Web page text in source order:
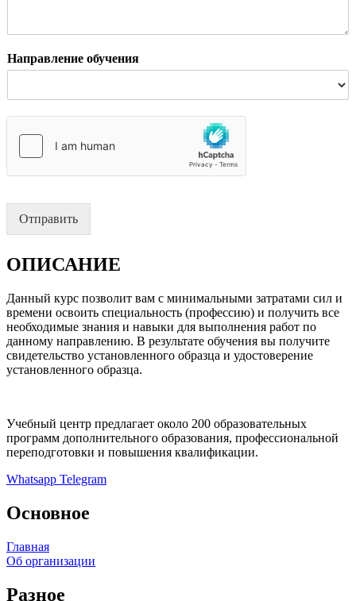
Направление обучения
Отправить
ОПИСАНИЕ
Данный курс позволит вам с минимальными затратами сил и
времени освоить специальность (профессию) и получить все
необходимые знания и навыки для выполнения работ по
данному направлению. В результате обучения вы получите
свидетельство установленного образца и удостоверение
установленного образца.
Учебный центр предлагает около 200 образовательных
программ дополнительного образования, профессиональной
переподготовки и повышения квалификации.
Whatsapp Telegram
Основное
Главная
Об организации
Разное